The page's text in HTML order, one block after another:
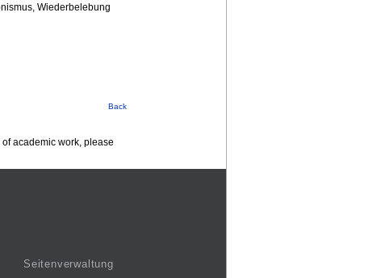
Wiederbelebung
Back
academic work, please
Seitenverwaltung